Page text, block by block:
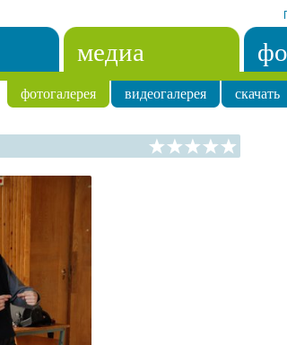
медиа
фотогалерея видеогалерея скачать